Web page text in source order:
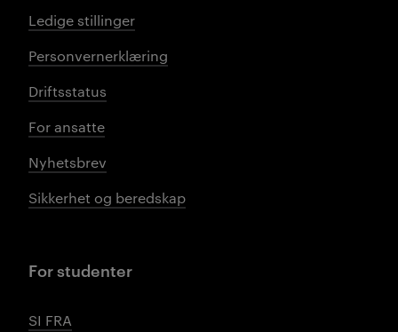
Ledige stillinger
Personvernerklæring
Driftsstatus
For ansatte
Nyhetsbrev
Sikkerhet og beredskap
For studenter
SI FRA